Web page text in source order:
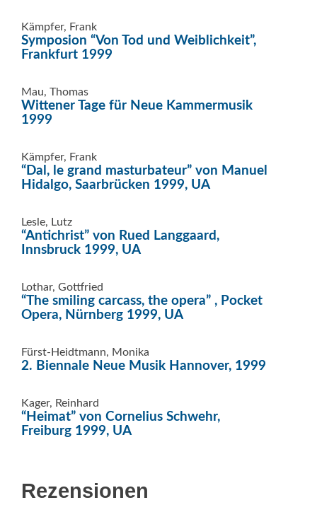
Kämpfer, Frank
Symposion “Von Tod und Weiblichkeit”,
Frankfurt 1999
Mau, Thomas
Wittener Tage für Neue Kammermusik
1999
Kämpfer, Frank
“Dal, le grand masturbateur” von Manuel
Hidalgo, Saarbrücken 1999, UA
Lesle, Lutz
“Antichrist” von Rued Langgaard,
Innsbruck 1999, UA
Lothar, Gottfried
“The smiling carcass, the opera” , Pocket
Opera, Nürnberg 1999, UA
Fürst-Heidtmann, Monika
2. Biennale Neue Musik Hannover, 1999
Kager, Reinhard
“Heimat” von Cornelius Schwehr,
Freiburg 1999, UA
Rezensionen